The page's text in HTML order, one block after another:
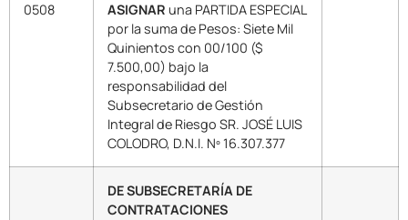
0508 ASIGNAR una PARTIDA ESPECIAL
por la suma de Pesos: Siete Mil
Quinientos con 00/100 ($
7.500,00) bajo la
responsabilidad del
Subsecretario de Gestión
Integral de Riesgo SR. JOSÉ LUIS
COLODRO, D.N.I. Nº 16.307.377
DE SUBSECRETARÍA DE
CONTRATACIONES